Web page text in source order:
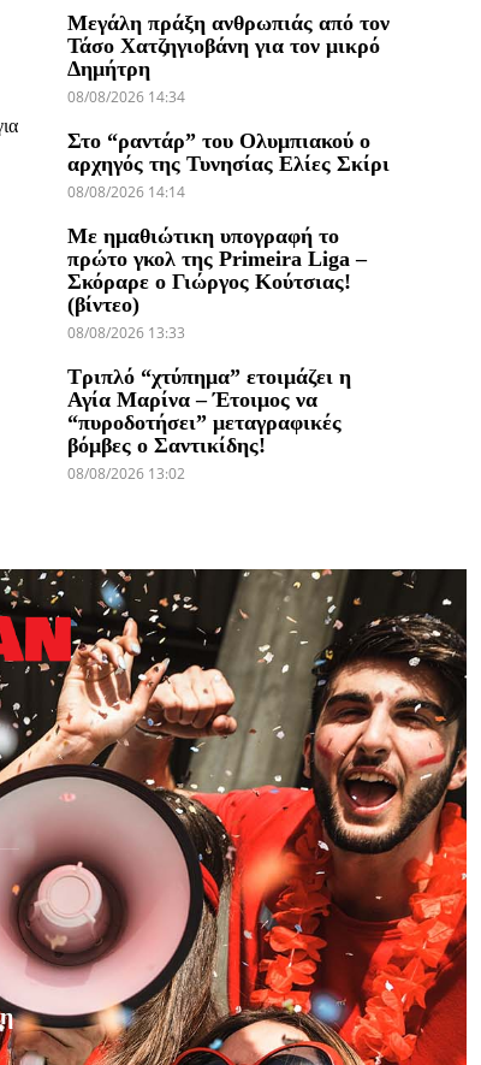
Μεγάλη πράξη ανθρωπιάς από τον
Τάσο Χατζηγιοβάνη για τον μικρό
Δημήτρη
08/08/2026 14:34
Στο “ραντάρ” του Ολυμπιακού ο
αρχηγός της Τυνησίας Ελίες Σκίρι
08/08/2026 14:14
Με ημαθιώτικη υπογραφή το
πρώτο γκολ της Primeira Liga –
Σκόραρε ο Γιώργος Κούτσιας!
(βίντεο)
08/08/2026 13:33
Τριπλό “χτύπημα” ετοιμάζει η
Αγία Μαρίνα – Έτοιμος να
“πυροδοτήσει” μεταγραφικές
βόμβες ο Σαντικίδης!
08/08/2026 13:02